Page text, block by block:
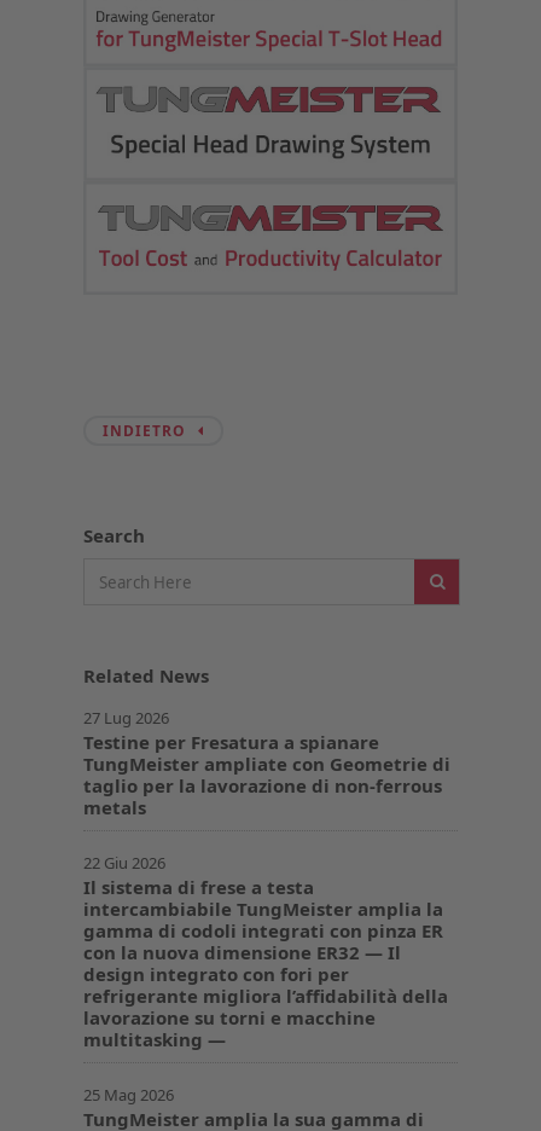
INDIETRO
Search
Related News
27 Lug 2026
Testine per Fresatura a spianare
TungMeister ampliate con Geometrie di
taglio per la lavorazione di non-ferrous
metals
22 Giu 2026
Il sistema di frese a testa
intercambiabile TungMeister amplia la
gamma di codoli integrati con pinza ER
con la nuova dimensione ER32 — Il
design integrato con fori per
refrigerante migliora l’affidabilità della
lavorazione su torni e macchine
multitasking —
25 Mag 2026
TungMeister amplia la sua gamma di